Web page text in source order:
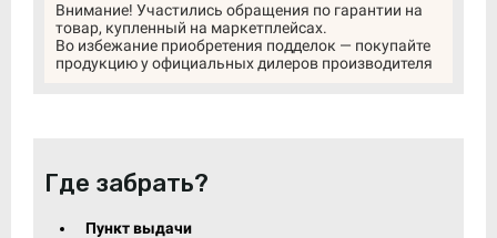
Внимание! Участились обращения по гарантии на
товар, купленный на маркетплейсах.
Во избежание приобретения подделок — покупайте
продукцию у официальных дилеров производителя
Где забрать?
Пункт выдачи